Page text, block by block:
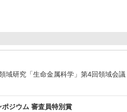
域研究「生命金属科学」第4回領域会議
ジウム 審査員特別賞